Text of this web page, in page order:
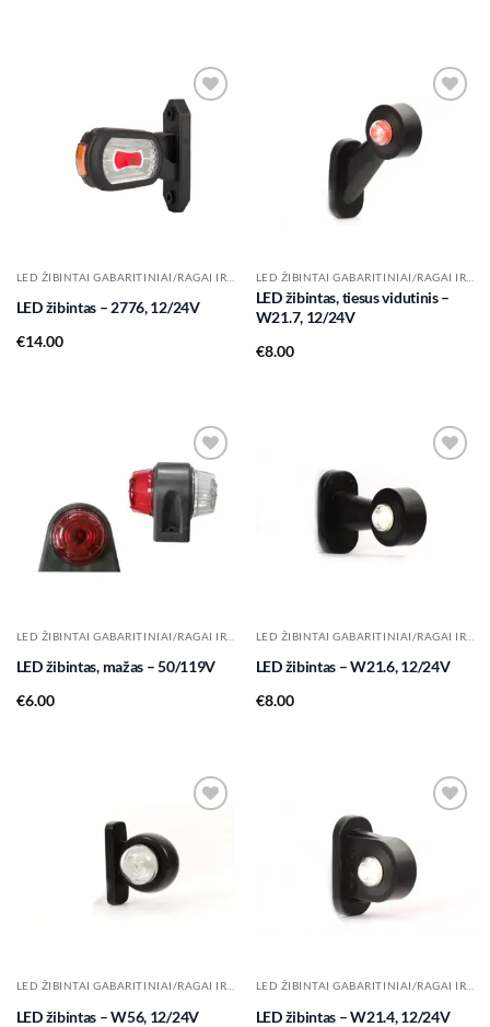
Add to
LED žibintas – 2776, 12/24V
€14.00
wishlist
LED žibintas, tiesus vidutinis –
W21.7, 12/24V
€8.00
Add to
wishlist
LED žibintas, mažas – 50/119V
€6.00
LED žibintas – W21.6, 12/24V
€8.00
LED žibintas – W56, 12/24V LED žibintas – W21.4, 12/24V